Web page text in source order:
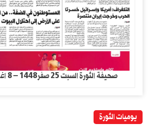
صحيفة الثورة السبت 25 صفر1448 – 8 اغسطس 2026
يوميات الثورة